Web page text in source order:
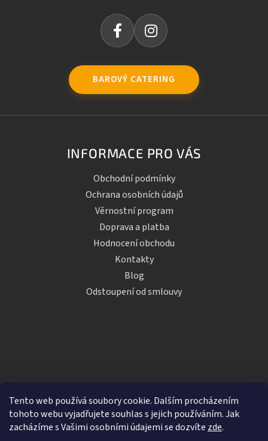
Tento web používá soubory cookie. Dalším procházením
tohoto webu vyjadřujete souhlas s jejich používáním. Jak
zacházíme s Vašimi osobními údajemi se dozvíte zde.
BAROVÝ CATERING
INFORMACE PRO VÁS
Obchodní podmínky
Ochrana osobních údajů
Věrnostní program
Doprava a platba
Hodnocení obchodu
Kontakty
Blog
Odstoupení od smlouvy
Vytvořil Shoptet